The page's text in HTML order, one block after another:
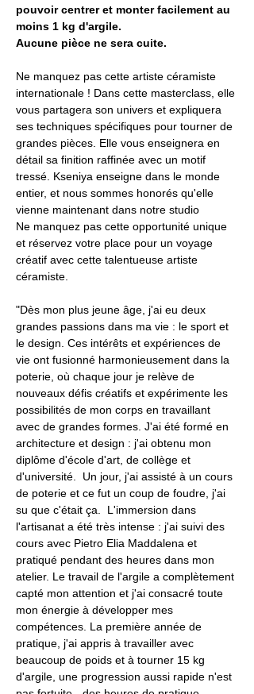
pouvoir centrer et monter facilement au
moins 1 kg d'argile.
Aucune pièce ne sera cuite.
Ne manquez pas cette artiste céramiste
internationale ! Dans cette masterclass, elle
vous partagera son univers et expliquera
ses techniques spécifiques pour tourner de
grandes pièces. Elle vous enseignera en
détail sa finition raffinée avec un motif
tressé. Kseniya enseigne dans le monde
entier, et nous sommes honorés qu'elle
vienne maintenant dans notre studio
Ne manquez pas cette opportunité unique
et réservez votre place pour un voyage
créatif avec cette talentueuse artiste
céramiste.
"Dès mon plus jeune âge, j'ai eu deux
grandes passions dans ma vie : le sport et
le design. Ces intérêts et expériences de
vie ont fusionné harmonieusement dans la
poterie, où chaque jour je relève de
nouveaux défis créatifs et expérimente les
possibilités de mon corps en travaillant
avec de grandes formes. J'ai été formé en
architecture et design : j'ai obtenu mon
diplôme d'école d'art, de collège et
d'université.  Un jour, j'ai assisté à un cours
de poterie et ce fut un coup de foudre, j'ai
su que c'était ça.  L'immersion dans
l'artisanat a été très intense : j'ai suivi des
cours avec Pietro Elia Maddalena et
pratiqué pendant des heures dans mon
atelier. Le travail de l'argile a complètement
capté mon attention et j'ai consacré toute
mon énergie à développer mes
compétences. La première année de
pratique, j'ai appris à travailler avec
beaucoup de poids et à tourner 15 kg
d'argile, une progression aussi rapide n'est